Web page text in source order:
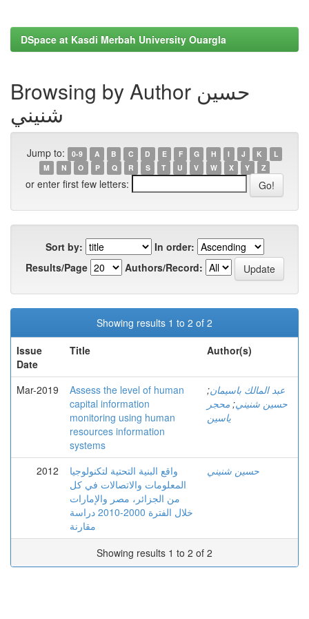
DSpace at Kasdi Merbah University Ouargla
Browsing by Author حسين
شنيني
Jump to: 0-9 A B C D E F G H I J K
L
M
N O P Q R S T U V W X Y Z
or enter first few letters:
Sort by:
In order:
Results/Page
Authors/Record:
Showing results 1 to 2 of 2
Issue
Date
Title Author(s)
Mar-2019
Assess the level of human
capital information
monitoring using human
resources information
systems
عبد المالك باسيمان;
حسين شنيني; محجر
ياسين
2012
واقع البنية التحتية لتكنولوجيا
المعلومات والاتصالات في كل
من الجزائر، مصر والإمارات
خلال الفترة 2000-2010 دراسة
مقارنة
حسين شنيني
Showing results 1 to 2 of 2